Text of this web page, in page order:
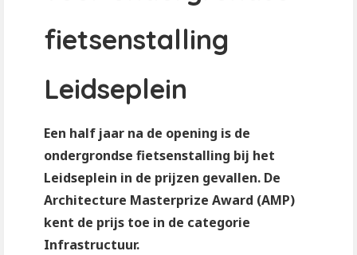
fietsenstalling
Leidseplein
Een half jaar na de opening is de
ondergrondse fietsenstalling bij het
Leidseplein in de prijzen gevallen. De
Architecture Masterprize Award (AMP)
kent de prijs toe in de categorie
Infrastructuur.